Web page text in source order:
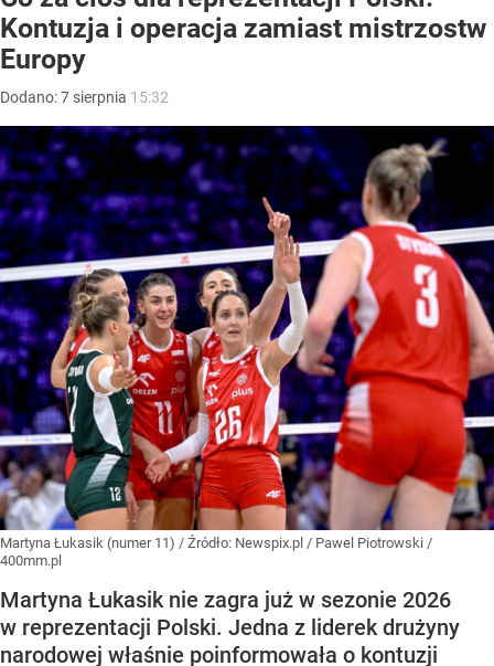
Kontuzja i operacja zamiast mistrzostw
Europy
Dodano:7 sierpnia 15:32
Martyna Łukasik (numer 11) / Źródło: Newspix.pl / Pawel Piotrowski /
400mm.pl
Martyna Łukasik nie zagra już w sezonie 2026
w reprezentacji Polski. Jedna z liderek drużyny
narodowej właśnie poinformowała o kontuzji